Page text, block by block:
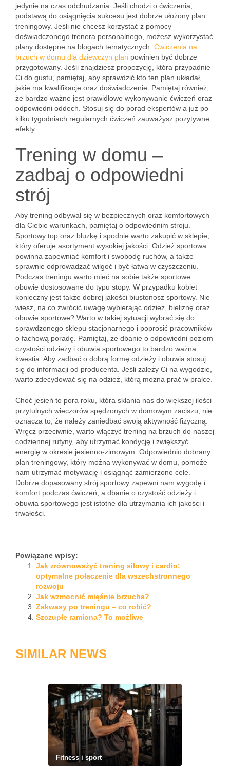
jedynie na czas odchudzania. Jeśli chodzi o ćwiczenia,
podstawą do osiągnięcia sukcesu jest dobrze ułożony plan
treningowy. Jeśli nie chcesz korzystać z pomocy
doświadczonego trenera personalnego, możesz wykorzystać
plany dostępne na blogach tematycznych. Ćwiczenia na
brzuch w domu dla dziewczyn plan powinien być dobrze
przygotowany. Jeśli znajdziesz propozycję, która przypadnie
Ci do gustu, pamiętaj, aby sprawdzić kto ten plan układał,
jakie ma kwalifikacje oraz doświadczenie. Pamiętaj również,
że bardzo ważne jest prawidłowe wykonywanie ćwiczeń oraz
odpowiedni oddech. Stosuj się do porad ekspertów a już po
kilku tygodniach regularnych ćwiczeń zauważysz pozytywne
efekty.
Trening w domu –
zadbaj o odpowiedni
strój
Aby trening odbywał się w bezpiecznych oraz komfortowych
dla Ciebie warunkach, pamiętaj o odpowiednim stroju.
Sportowy top oraz bluzkę i spodnie warto zakupić w sklepie,
który oferuje asortyment wysokiej jakości. Odzież sportowa
powinna zapewniać komfort i swobodę ruchów, a także
sprawnie odprowadzać wilgoć i być łatwa w czyszczeniu.
Podczas treningu warto mieć na sobie także sportowe
obuwie dostosowane do typu stopy. W przypadku kobiet
konieczny jest także dobrej jakości biustonosz sportowy. Nie
wiesz, na co zwrócić uwagę wybierając odzież, bieliznę oraz
obuwie sportowe? Warto w takiej sytuacji wybrać się do
sprawdzonego sklepu stacjonarnego i poprosić pracowników
o fachową poradę. Pamiętaj, że dbanie o odpowiedni poziom
czystości odzieży i obuwia sportowego to bardzo ważna
kwestia. Aby zadbać o dobrą formę odzieży i obuwia stosuj
się do informacji od producenta. Jeśli zależy Ci na wygodzie,
warto zdecydować się na odzież, którą można prać w pralce.
Choć jesień to pora roku, która skłania nas do większej ilości
przytulnych wieczorów spędzonych w domowym zaciszu, nie
oznacza to, że należy zaniedbać swoją aktywność fizyczną.
Wręcz przeciwnie, warto włączyć trening na brzuch do naszej
codziennej rutyny, aby utrzymać kondycję i zwiększyć
energię w okresie jesienno-zimowym. Odpowiednio dobrany
plan treningowy, który można wykonywać w domu, pomoże
nam utrzymać motywację i osiągnąć zamierzone cele.
Dobrze dopasowany strój sportowy zapewni nam wygodę i
komfort podczas ćwiczeń, a dbanie o czystość odzieży i
obuwia sportowego jest istotne dla utrzymania ich jakości i
trwałości.
Powiązane wpisy:
Jak zrównoważyć trening siłowy i cardio:
optymalne połączenie dla wszechstronnego
rozwoju
Jak wzmocnić mięśnie brzucha?
Zakwasy po treningu – co robić?
Szczupłe ramiona? To możliwe
SIMILAR NEWS
Fitness i sport